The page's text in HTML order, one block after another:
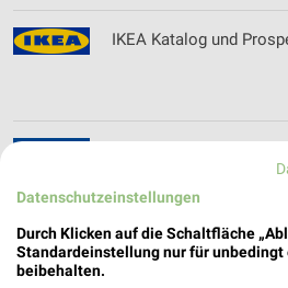
IKEA Katalog und
& Öffnungszeiten für
INTERSPORT
Datenschutzeinstellungen
Durch Klicken auf die Schaltfläche
Standardeinstellung nur für
beibehalten.